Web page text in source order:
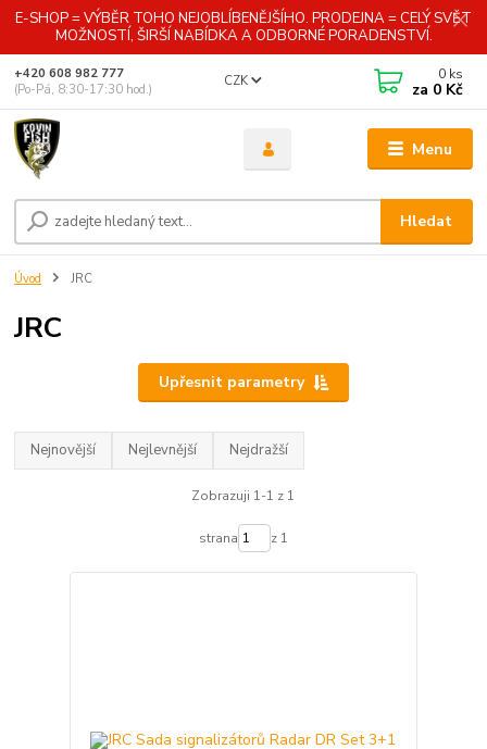
E-SHOP = VÝBĚR TOHO NEJOBLÍBENĚJŠÍHO. PRODEJNA = CELÝ SVĚT
MOŽNOSTÍ, ŠIRŠÍ NABÍDKA A ODBORNÉ PORADENSTVÍ.
Menu
CZK
Hledat
+420 608 982 777
(Po-Pá, 8:30-17:30 hod.)
0 ks
za 0 Kč
Úvod JRC
JRC
Upřesnit parametry
Nejnovější Nejlevnější Nejdražší
Zobrazuji 1-1 z 1
strana z 1